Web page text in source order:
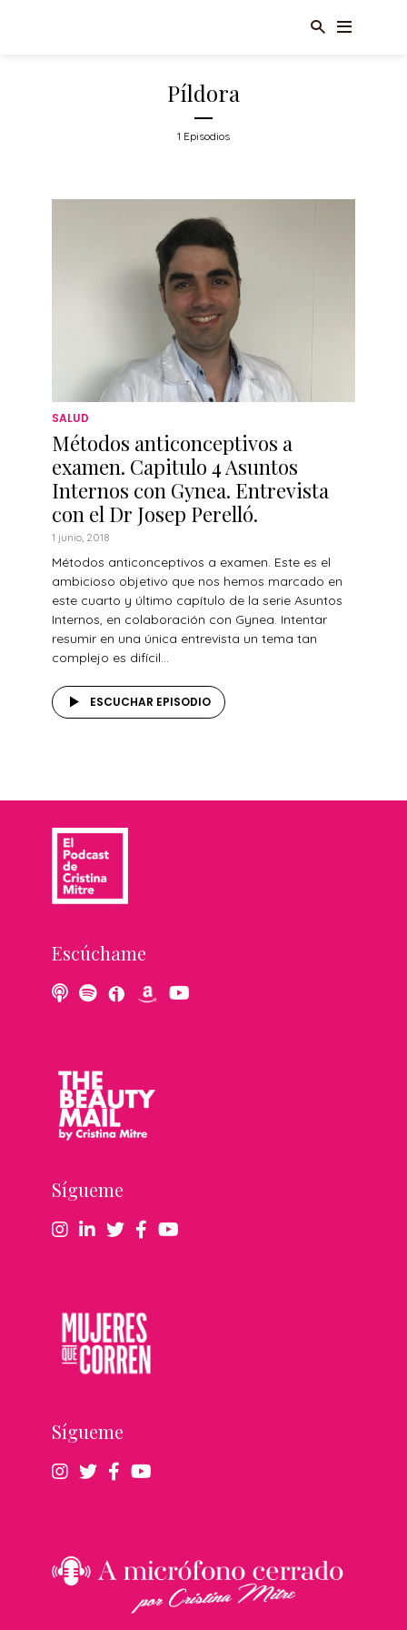
Píldora
1 Episodios
SALUD
Métodos anticonceptivos a
examen. Capitulo 4 Asuntos
Internos con Gynea. Entrevista
con el Dr Josep Perelló.
1 junio, 2018
Métodos anticonceptivos a examen. Este es el
ambicioso objetivo que nos hemos marcado en
este cuarto y último capítulo de la serie Asuntos
Internos, en colaboración con Gynea. Intentar
resumir en una única entrevista un tema tan
complejo es difícil...
ESCUCHAR EPISODIO
Escúchame
Sígueme
Sígueme